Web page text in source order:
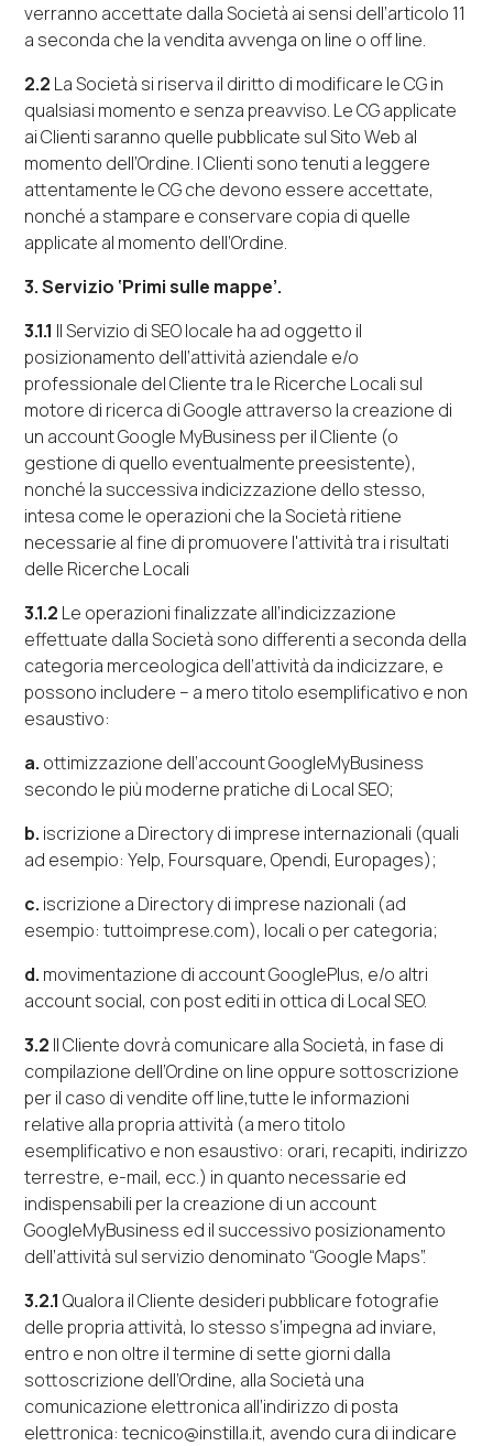
verranno accettate dalla Società ai sensi dell’articolo 11
a seconda che la vendita avvenga on line o off line.
2.2 La Società si riserva il diritto di modificare le CG in
qualsiasi momento e senza preavviso. Le CG applicate
ai Clienti saranno quelle pubblicate sul Sito Web al
momento dell’Ordine. I Clienti sono tenuti a leggere
attentamente le CG che devono essere accettate,
nonché a stampare e conservare copia di quelle
applicate al momento dell’Ordine.
3.Servizio ‘Primi sulle mappe’.
3.1.1 Il Servizio diSEOlocale ha ad oggetto il
posizionamento dell’attività aziendale e/o
professionale del Cliente tra le Ricerche Locali sul
motore di ricerca di Google attraverso la creazione di
un account Google MyBusiness per il Cliente (o
gestione di quello eventualmente preesistente),
nonché la successiva indicizzazione dello stesso,
intesa come le operazioni che la Società ritiene
necessarie al fine di promuovere l'attività tra i risultati
delle Ricerche Locali
3.1.2 Le operazioni finalizzate all’indicizzazione
effettuate dalla Società sono differenti a seconda della
categoria merceologica dell’attività da indicizzare, e
possono includere – a mero titolo esemplificativo e non
esaustivo:
a. ottimizzazione dell’accountGoogleMyBusiness
secondo le più moderne pratiche di Local SEO;
b. iscrizione a Directorydi imprese internazionali (quali
ad esempio: Yelp, Foursquare, Opendi, Europages);
c. iscrizione a Directorydi imprese nazionali (ad
esempio: tuttoimprese.com), locali o per categoria;
d. movimentazione di accountGooglePlus, e/o altri
account social, con postediti in ottica di Local SEO.
3.2 Il Cliente dovrà comunicare alla Società, in fase di
compilazione dell’Ordine on line oppure sottoscrizione
per il caso di vendite off line,tutte le informazioni
relative alla propria attività (a merotitolo
esemplificativo e non esaustivo: orari, recapiti, indirizzo
terrestre, e-mail, ecc.) in quanto necessarie ed
indispensabili per la creazione di un account
GoogleMyBusiness ed il successivo posizionamento
dell’attività sul servizio denominato “Google Maps”.
3.2.1 Qualora il Cliente desideri pubblicare fotografie
delle propria attività, lo stesso s’impegna ad inviare,
entro e non oltre il termine di sette giorni dalla
sottoscrizione dell’Ordine, alla Società una
comunicazione elettronica all’indirizzo di posta
elettronica: tecnico@instilla.it, avendo cura di indicare